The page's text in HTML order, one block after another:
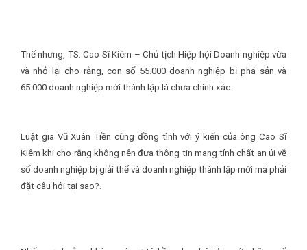
Thế nhưng, TS. Cao Sĩ Kiêm – Chủ tịch Hiệp hội Doanh nghiệp vừa
và nhỏ lại cho rằng, con số 55.000 doanh nghiệp bị phá sản và
65.000 doanh nghiệp mới thành lập là chưa chính xác.
Luật gia Vũ Xuân Tiền cũng đồng tình với ý kiến của ông Cao Sĩ
Kiêm khi cho rằng không nên đưa thông tin mang tính chất an ủi về
số doanh nghiệp bị giải thể và doanh nghiệp thành lập mới mà phải
đặt câu hỏi tại sao?.